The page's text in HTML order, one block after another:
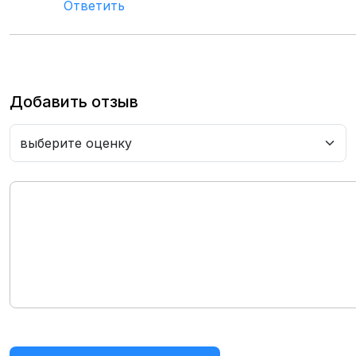
Ответить
Добавить отзыв